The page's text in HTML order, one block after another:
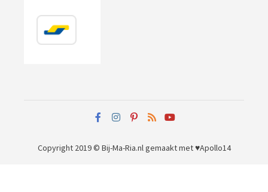
Copyright 2019 © Bij-Ma-Ria.nlgemaakt met ♥Apollo14